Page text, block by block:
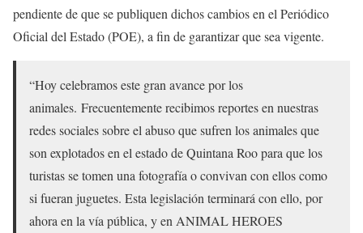
pendiente de que se publiquen dichos cambios en el Periódico
Oficial del Estado (POE), a fin de garantizar que sea vigente.
“Hoy celebramos este gran avance por los
animales. Frecuentemente recibimos reportes en nuestras
redes sociales sobre el abuso que sufren los animales que
son explotados en el estado de Quintana Roo para que los
turistas se tomen una fotografía o convivan con ellos como
si fueran juguetes. Esta legislación terminará con ello, por
ahora en la vía pública, y en ANIMAL HEROES